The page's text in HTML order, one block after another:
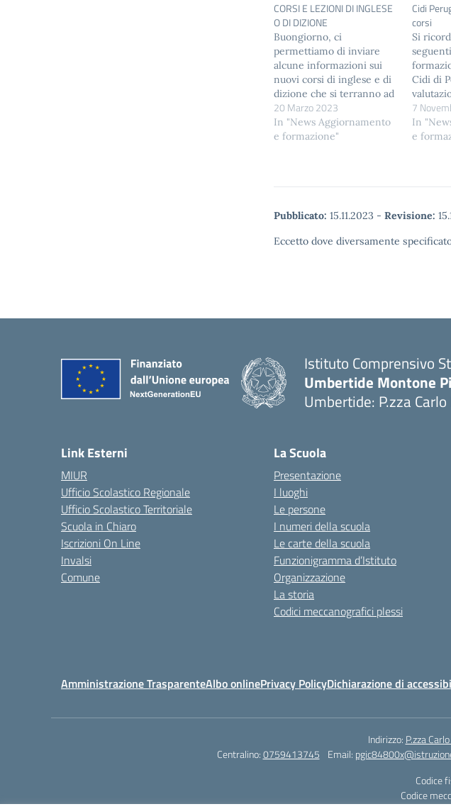
CORSI E LEZIONI DI INGLESE
O DI DIZIONE
Buongiorno, ci
permettiamo di inviare
alcune informazioni sui
nuovi corsi di inglese e di
dizione che si terranno ad
Assisi, all'Accademia
Lingua Italiana, o online.
Rimaniamo a disposizione
20 Marzo 2023
In "News Aggiornamento
e formazione"
Cidi
corsi
Si
Cidi di
inizio
inizio
30…
7
In
e
Pubblicato: 15.11.2023 - Revisione:
Eccetto dove diversamente
Istituto Comprensivo
Umbertide Montone
Umbertide: P.zza
Link Esterni
MIUR
Ufficio Scolastico Regionale
Ufficio Scolastico Territoriale
Scuola in Chiaro
Iscrizioni On Line
Invalsi
Comune
La Scuola
Presentazione
I luoghi
Le persone
I numeri della scuola
Le carte della scuola
Funzionigramma d’Istituto
Organizzazione
La storia
Codici meccanografici plessi
Amministrazione TrasparenteAlbo onlinePrivacy PolicyDichiarazione di
Indirizzo: P.zza
Centralino:0759413745 Email:
Codice
Codice